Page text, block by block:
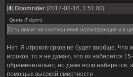
[4] Doomrider [2012-08-16, 1:51:00]
Quote (Fulgrim)
Есть лимит на соотношение игрок/фракция и в
Нет. Я игроков-орков не будет вообще. Что
игроков, то я не думаю, что их наберется
обременительно, но даже если наберется,
помощью высокой смертности